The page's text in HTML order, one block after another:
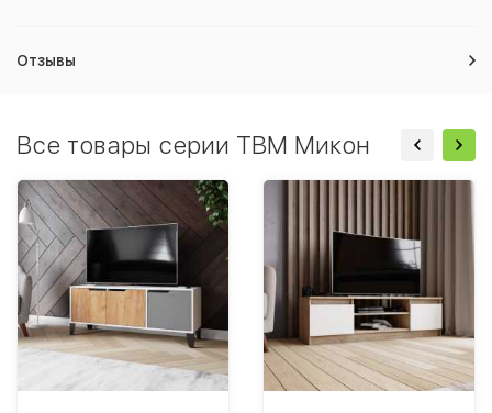
Отзывы
Все товары серии ТВМ Микон